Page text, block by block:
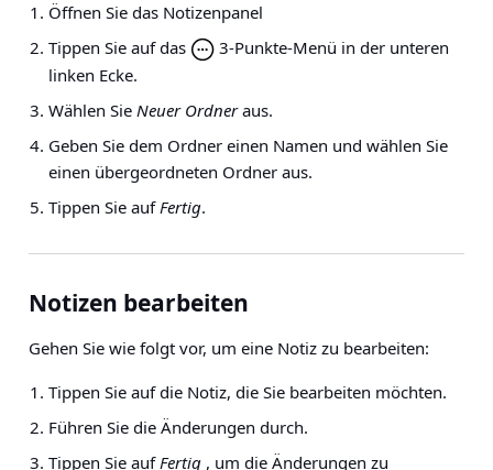
Öffnen Sie das Notizenpanel
Tippen Sie auf das
3-Punkte-Menü in der unteren
linken Ecke.
Wählen Sie Neuer Ordneraus.
Geben Sie dem Ordner einen Namen und wählen Sie
einen übergeordneten Ordner aus.
Tippen Sie aufFertig.
Notizen bearbeiten
Gehen Sie wie folgt vor, um eine Notiz zu bearbeiten:
Tippen Sie auf die Notiz, die Sie bearbeiten möchten.
Führen Sie die Änderungen durch.
Tippen Sie aufFertig , um die Änderungen zu